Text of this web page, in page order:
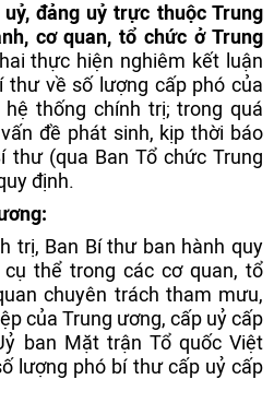
đảng uỷ trực thuộc Trung
cơ quan, tổ chức ở Trung
thực hiện nghiêm kết luận
thư về số lượng cấp phó của
thống chính trị; trong quá
đề phát sinh, kịp thời báo
thư (qua Ban Tổ chức Trung
định.
trị, Ban Bí thư ban hành quy
thể trong các cơ quan, tổ
chuyên trách tham mưu,
của Trung ương, cấp uỷ cấp
ban Mặt trận Tổ quốc Việt
lượng phó bí thư cấp uỷ cấp